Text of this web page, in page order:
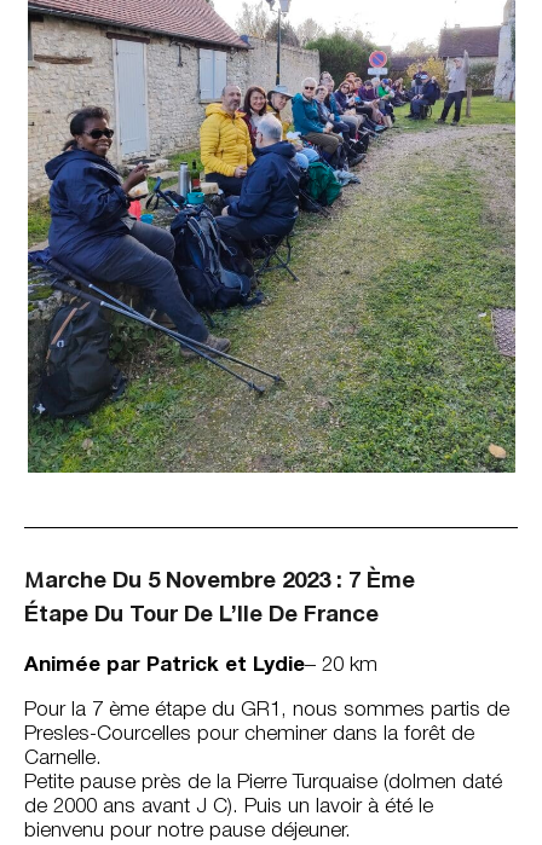
MArche Du 5 Novembre 2023 : 7 Ème
Étape Du Tour De L’Ile De France
Animée par Patrick et Lydie– 20 km
Pour la 7 ème étape du GR1, nous sommes partis de
Presles-Courcelles pour cheminer dans la forêt de
Carnelle.
Petite pause près de la Pierre Turquaise (dolmen daté
de 2000 ans avant J C). Puis un lavoir à été le
bienvenu pour notre pause déjeuner.